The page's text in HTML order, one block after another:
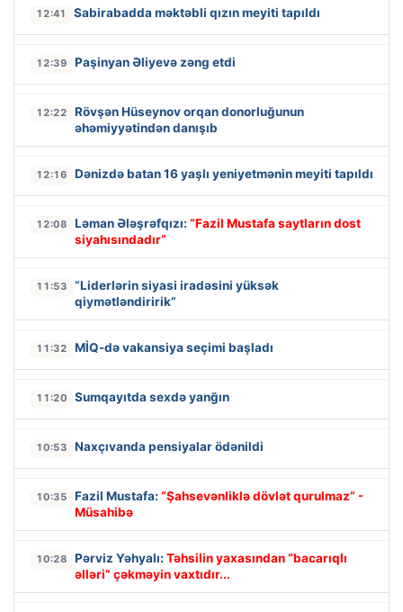
12:41 Sabirabadda məktəbli qızın meyiti tapıldı
12:39 Paşinyan Əliyevə zəng etdi
12:22
Rövşən Hüseynov orqan donorluğunun
əhəmiyyətindən danışıb
12:16 Dənizdə batan 16 yaşlı yeniyetmənin meyiti tapıldı
12:08 Ləman Ələşrəfqızı: “Fazil Mustafa saytların dost
siyahısındadır”
11:53
“Liderlərin siyasi iradəsini yüksək
qiymətləndiririk”
11:32 MİQ-də vakansiya seçimi başladı
11:20 Sumqayıtda sexdə yanğın
10:53 Naxçıvanda pensiyalar ödənildi
10:35 Fazil Mustafa: “Şahsevənliklə dövlət qurulmaz” -
Müsahibə
10:28 Pərviz Yəhyalı: Təhsilin yaxasından “bacarıqlı
əlləri” çəkməyin vaxtıdır...